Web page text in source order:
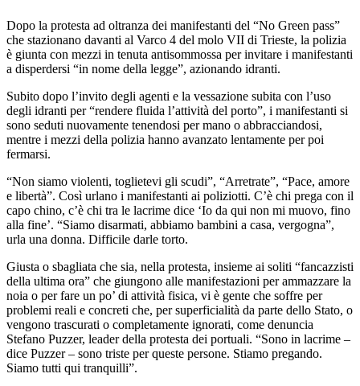
Dopo la protesta ad oltranza dei manifestanti del “No Green pass”
che stazionano davanti al Varco 4 del molo VII di Trieste, la polizia
è giunta con mezzi in tenuta antisommossa per invitare i manifestanti
a disperdersi “in nome della legge”, azionando idranti.
Subito dopo l’invito degli agenti e la vessazione subita con l’uso
degli idranti per “rendere fluida l’attività del porto”, i manifestanti si
sono seduti nuovamente tenendosi per mano o abbracciandosi,
mentre i mezzi della polizia hanno avanzato lentamente per poi
fermarsi.
“Non siamo violenti, toglietevi gli scudi”, “Arretrate”, “Pace, amore
e libertà”. Così urlano i manifestanti ai poliziotti. C’è chi prega con il
capo chino, c’è chi tra le lacrime dice ‘Io da qui non mi muovo, fino
alla fine’. “Siamo disarmati, abbiamo bambini a casa, vergogna”,
urla una donna. Difficile darle torto.
Giusta o sbagliata che sia, nella protesta, insieme ai soliti “fancazzisti
della ultima ora” che giungono alle manifestazioni per ammazzare la
noia o per fare un po’ di attività fisica, vi è gente che soffre per
problemi reali e concreti che, per superficialità da parte dello Stato, o
vengono trascurati o completamente ignorati, come denuncia
Stefano Puzzer, leader della protesta dei portuali. “Sono in lacrime –
dice Puzzer – sono triste per queste persone. Stiamo pregando.
Siamo tutti qui tranquilli”.